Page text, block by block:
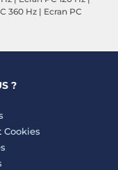
360 Hz | Ecran PC
?
Cookies